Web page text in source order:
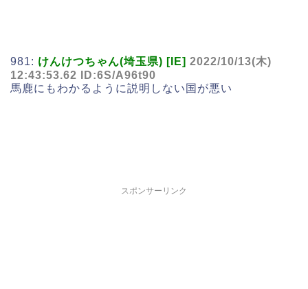
981: けんけつちゃん(埼玉県) [IE] 2022/10/13(木)
12:43:53.62 ID:6S/A96t90
馬鹿にもわかるように説明しない国が悪い
スポンサーリンク